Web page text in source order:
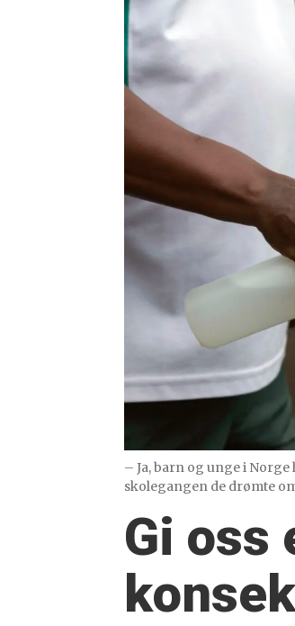
– Ja, barn og unge i
skolegangen de drømte
Gi oss